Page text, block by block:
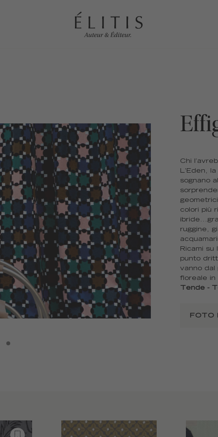
Chi
L’Eden,
sognano
colori più
ruggine,
Ricami su
punto
vanno dal
floreale in
Tende -
FOTO